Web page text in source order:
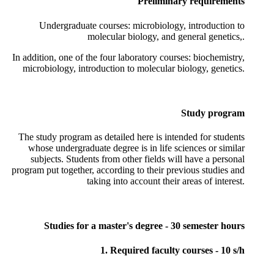
Undergraduate courses: microbiology, introduction to
molecular biology, and general genetics,.
In addition, one of the four laboratory courses: biochemistry,
microbiology, introduction to molecular biology, genetics.
Study program
The study program as detailed here is intended for students
whose undergraduate degree is in life sciences or similar
subjects. Students from other fields will have a personal
program put together, according to their previous studies and
taking into account their areas of interest.
Studies for a master's degree - 30 semester hours
1. Required faculty courses - 10 s/h